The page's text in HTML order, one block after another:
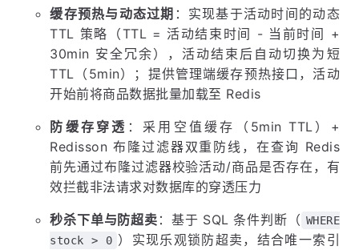
缓存预热与动态过期 ：实现基于活动时间的动态
TTL 策略（TTL = 活动结束时间 - 当前时间 +
30min 安全冗余），活动结束后自动切换为短
TTL（5min）；提供管理端缓存预热接口，活动
开始前将商品数据批量加载至 Redis
防缓存穿透 ：采用空值缓存（5min TTL）+
Redisson 布隆过滤器双重防线，在查询 Redis
前先通过布隆过滤器校验活动/商品是否存在，有
效拦截非法请求对数据库的穿透压力
秒杀下单与防超卖 ：基于 SQL 条件判断（ WHERE
stock > 0 ）实现乐观锁防超卖，结合唯一索引